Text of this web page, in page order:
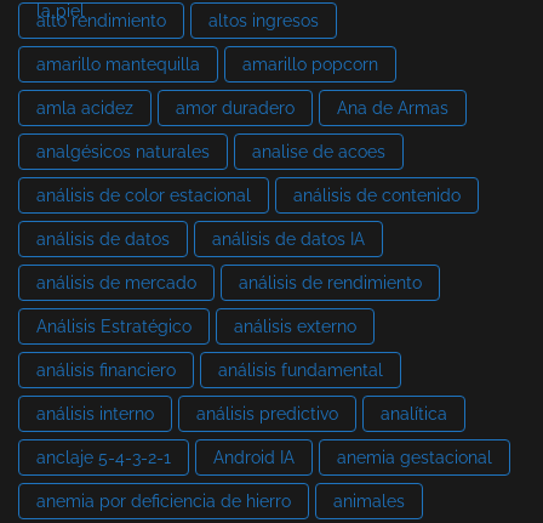
la piel
alto rendimiento altos ingresos
amarillo mantequilla amarillo popcorn
amla acidez amor duradero Ana de Armas
analgésicos naturales analise de acoes
análisis de color estacional análisis de contenido
análisis de datos análisis de datos IA
análisis de mercado análisis de rendimiento
Análisis Estratégico análisis externo
análisis financiero análisis fundamental
análisis interno análisis predictivo analítica
anclaje 5-4-3-2-1 Android IA anemia gestacional
anemia por deficiencia de hierro animales